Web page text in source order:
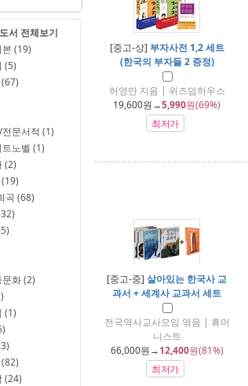
서 전체보기
(19)
(5)
문서적 (1)
노벨 (1)
(2)
곡 (68)
화 (2)
(1)
(24)
[중고-상] 부자사전 1,2 세트
(한국의 부자들 2 증정)
허영만 지음 | 위즈덤하우스
19,600원→5,990원(69%)
최저가
[중고-중] 살아있는 한국사 교
과서 + 세계사 교과서 세트
전국역사교사모임 엮음 | 휴머
니스트
66,000원→12,400원(81%)
최저가